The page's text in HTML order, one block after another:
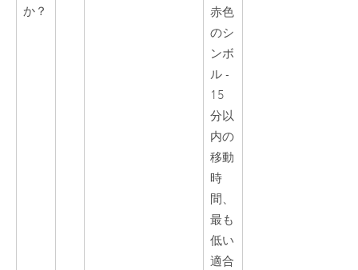
か？
赤色
のシ
ンボ
ル -
15
分以
内の
移動
時
間、
最も
低い
適合